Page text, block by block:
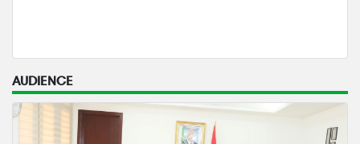
AUDIENCE